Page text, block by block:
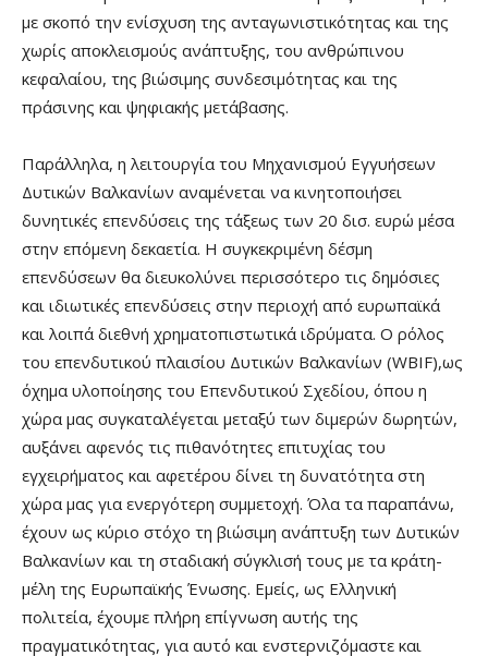
με σκοπό την ενίσχυση της ανταγωνιστικότητας και της
χωρίς αποκλεισμούς ανάπτυξης, του ανθρώπινου
κεφαλαίου, της βιώσιμης συνδεσιμότητας και της
πράσινης και ψηφιακής μετάβασης.
Παράλληλα, η λειτουργία του Μηχανισμού Εγγυήσεων
Δυτικών Βαλκανίων αναμένεται να κινητοποιήσει
δυνητικές επενδύσεις της τάξεως των 20 δισ. ευρώ μέσα
στην επόμενη δεκαετία. Η συγκεκριμένη δέσμη
επενδύσεων θα διευκολύνει περισσότερο τις δημόσιες
και ιδιωτικές επενδύσεις στην περιοχή από ευρωπαϊκά
και λοιπά διεθνή χρηματοπιστωτικά ιδρύματα. Ο ρόλος
του επενδυτικού πλαισίου Δυτικών Βαλκανίων (WBIF),ως
όχημα υλοποίησης του Επενδυτικού Σχεδίου, όπου η
χώρα μας συγκαταλέγεται μεταξύ των διμερών δωρητών,
αυξάνει αφενός τις πιθανότητες επιτυχίας του
εγχειρήματος και αφετέρου δίνει τη δυνατότητα στη
χώρα μας για ενεργότερη συμμετοχή. Όλα τα παραπάνω,
έχουν ως κύριο στόχο τη βιώσιμη ανάπτυξη των Δυτικών
Βαλκανίων και τη σταδιακή σύγκλισή τους με τα κράτη-
μέλη της Ευρωπαϊκής Ένωσης. Εμείς, ως Ελληνική
πολιτεία, έχουμε πλήρη επίγνωση αυτής της
πραγματικότητας, για αυτό και ενστερνιζόμαστε και